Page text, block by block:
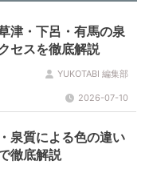
津・下呂・有馬の泉
セスを徹底解説
YUKOTABI 編集部
2026-07-10
泉質による色の違い
徹底解説